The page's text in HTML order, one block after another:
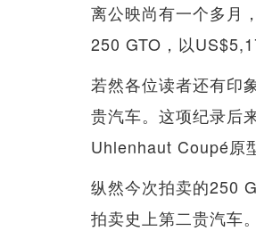
离公映尚有一个多月
250 GTO，以
若然各位读者还有印
贵汽车。这项纪录后
Uhlenhaut Coupé原
纵然今次拍卖的250
拍卖史上第二贵汽车。